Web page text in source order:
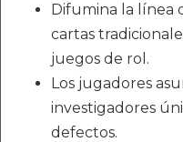
Difumina la línea
cartas
juegos de rol.
Los jugadores
investigadores
defectos.